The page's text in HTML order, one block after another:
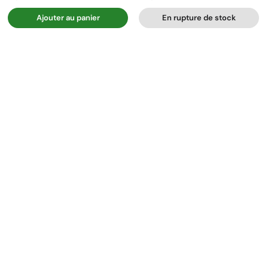
Ajouter au panier En rupture de stock